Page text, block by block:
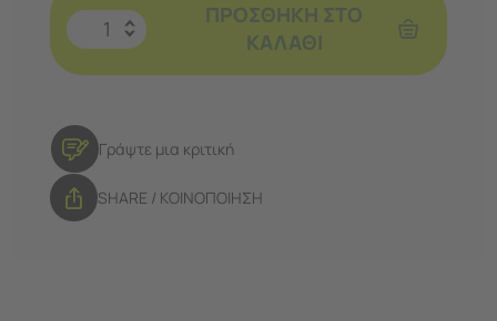
ΠΡΟΣΘΉΚΗ ΣΤΟ
ΚΑΛΆΘΙ
Γράψτε μια κριτική
SHARE / ΚΟΙΝΟΠΟΙΗΣΗ